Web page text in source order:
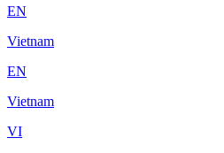
EN
Vietnam
EN
Vietnam
VI